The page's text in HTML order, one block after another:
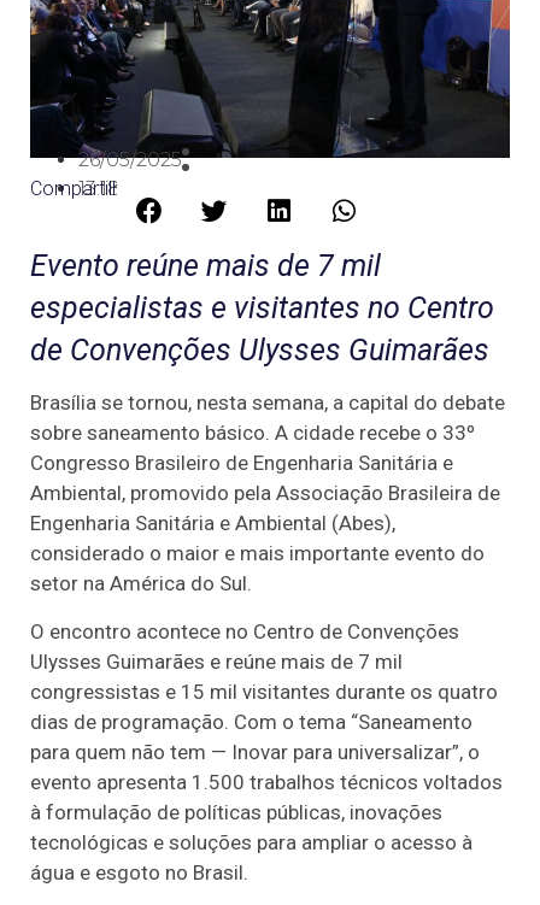
26/05/2025
13:18
Compartilhe:
Evento reúne mais de 7 mil
especialistas e visitantes no Centro
de Convenções Ulysses Guimarães
Brasília se tornou, nesta semana, a capital do debate
sobre saneamento básico. A cidade recebe o 33º
Congresso Brasileiro de Engenharia Sanitária e
Ambiental, promovido pela Associação Brasileira de
Engenharia Sanitária e Ambiental (Abes),
considerado o maior e mais importante evento do
setor na América do Sul.
O encontro acontece no Centro de Convenções
Ulysses Guimarães e reúne mais de 7 mil
congressistas e 15 mil visitantes durante os quatro
dias de programação. Com o tema “Saneamento
para quem não tem — Inovar para universalizar”, o
evento apresenta 1.500 trabalhos técnicos voltados
à formulação de políticas públicas, inovações
tecnológicas e soluções para ampliar o acesso à
água e esgoto no Brasil.